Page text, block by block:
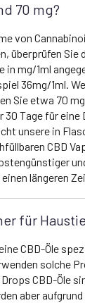
70 mg?
von
überprüfen Sie
in mg/1ml
36mg/1ml.
Sie etwa 70
30 Tage für
unsere in
CBD
längeren
für
CBD-Öle
solche
CBD-Öle
aber